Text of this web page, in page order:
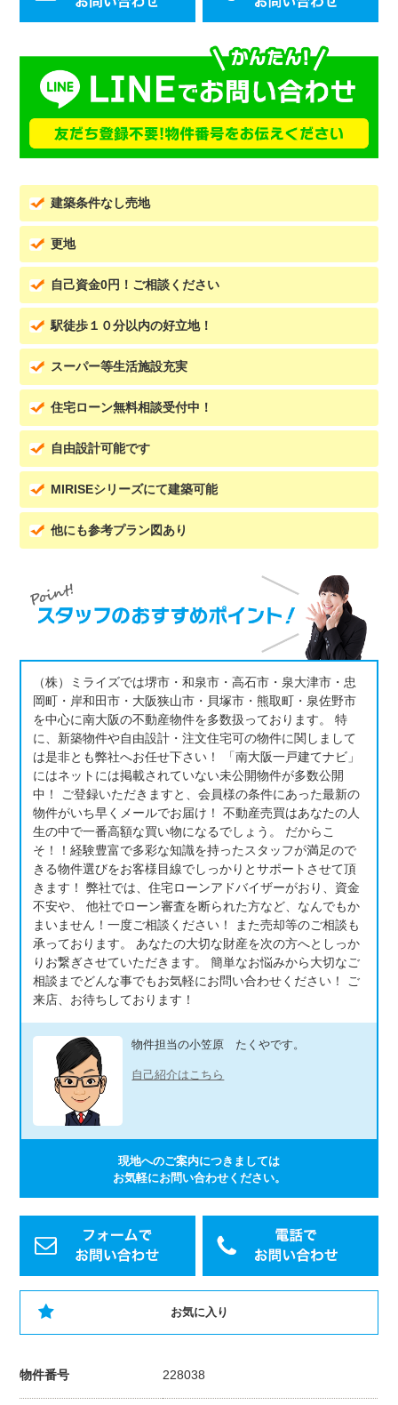
建築条件なし売地
更地
自己資金0円！ご相談ください
駅徒歩１０分以内の好立地！
スーパー等生活施設充実
住宅ローン無料相談受付中！
自由設計可能です
MIRISEシリーズにて建築可能
他にも参考プラン図あり
（株）ミライズでは堺市・和泉市・高石市・泉大津市・忠
岡町・岸和田市・大阪狭山市・貝塚市・熊取町・泉佐野市
を中心に南大阪の不動産物件を多数扱っております。 特
に、新築物件や自由設計・注文住宅可の物件に関しまして
は是非とも弊社へお任せ下さい！ 「南大阪一戸建てナビ」
にはネットには掲載されていない未公開物件が多数公開
中！ ご登録いただきますと、会員様の条件にあった最新の
物件がいち早くメールでお届け！ 不動産売買はあなたの人
生の中で一番高額な買い物になるでしょう。 だからこ
そ！！経験豊富で多彩な知識を持ったスタッフが満足ので
きる物件選びをお客様目線でしっかりとサポートさせて頂
きます！ 弊社では、住宅ローンアドバイザーがおり、資金
不安や、 他社でローン審査を断られた方など、なんでもか
まいません！一度ご相談ください！ また売却等のご相談も
承っております。 あなたの大切な財産を次の方へとしっか
りお繋ぎさせていただきます。 簡単なお悩みから大切なご
相談までどんな事でもお気軽にお問い合わせください！ ご
来店、お待ちしております！
物件担当の小笠原 たくやです。
自己紹介はこちら
現地へのご案内につきましては
お気軽にお問い合わせください。
お気に入り
物件番号 228038